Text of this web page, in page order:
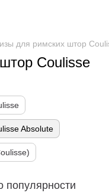
для римских штор
Coulisse
Absolute
популярности